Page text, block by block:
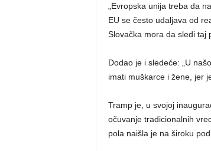
„Evropska unija treba da
EU se često udaljava od
Slovačka mora da sledi taj
Dodao je i sledeće: „U
imati muškarce i žene, jer
Tramp je, u svojoj
očuvanje tradicionalnih
pola naišla je na široku